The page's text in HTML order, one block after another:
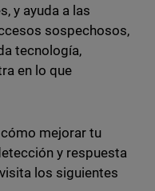
y ayuda a las
sospechosos,
tecnología,
en lo que
mejorar tu
y respuesta
los siguientes